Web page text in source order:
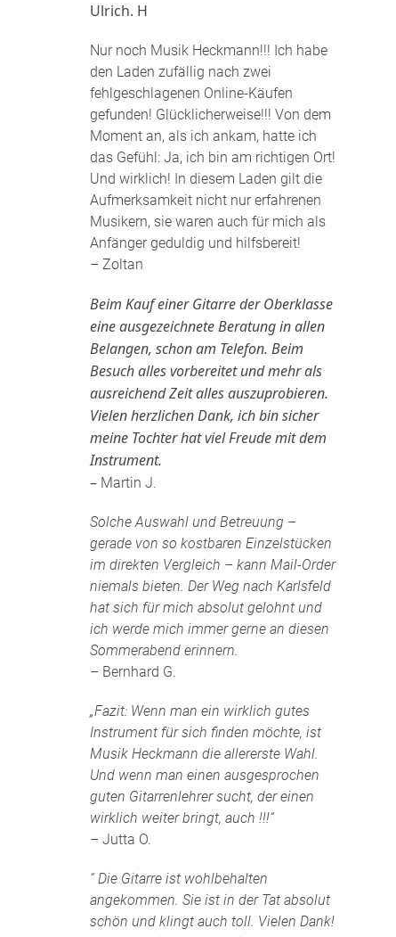
Ulrich. H
Nur noch Musik Heckmann!!! Ich habe
den Laden zufällig nach zwei
fehlgeschlagenen Online-Käufen
gefunden! Glücklicherweise!!! Von dem
Moment an, als ich ankam, hatte ich
das Gefühl: Ja, ich bin am richtigen Ort!
Und wirklich! In diesem Laden gilt die
Aufmerksamkeit nicht nur erfahrenen
Musikern, sie waren auch für mich als
Anfänger geduldig und hilfsbereit!
– Zoltan
Beim Kauf einer Gitarre der Oberklasse
eine ausgezeichnete Beratung in allen
Belangen, schon am Telefon. Beim
Besuch alles vorbereitet und mehr als
ausreichend Zeit alles auszuprobieren.
Vielen herzlichen Dank, ich bin sicher
meine Tochter hat viel Freude mit dem
Instrument.
– Martin J.
Solche Auswahl und Betreuung –
gerade von so kostbaren Einzelstücken
im direkten Vergleich – kann Mail-Order
niemals bieten. Der Weg nach Karlsfeld
hat sich für mich absolut gelohnt und
ich werde mich immer gerne an diesen
Sommerabend erinnern.
– Bernhard G.
„Fazit: Wenn man ein wirklich gutes
Instrument für sich finden möchte, ist
Musik Heckmann die allererste Wahl.
Und wenn man einen ausgesprochen
guten Gitarrenlehrer sucht, der einen
wirklich weiter bringt, auch !!!“
– Jutta O.
“ Die Gitarre ist wohlbehalten
angekommen. Sie ist in der Tat absolut
schön und klingt auch toll. Vielen Dank!